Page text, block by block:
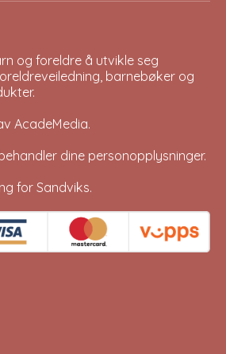
og foreldre å utvikle seg
barnebøker og
AcadeMedia.
dine personopplysninger.
for Sandviks.